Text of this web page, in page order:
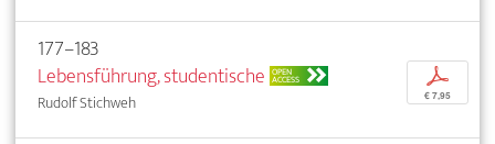
177–183
Lebensführung, studentische OPEN
ACCESS
Rudolf Stichweh
p
€ 7,95